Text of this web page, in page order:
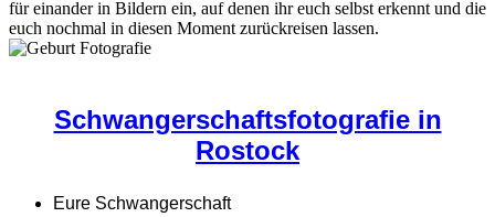
für einander in Bildern ein, auf denen ihr euch selbst erkennt und die
euch nochmal in diesen Moment zurückreisen lassen.
Schwangerschaftsfotografie in
Rostock
Eure Schwangerschaft